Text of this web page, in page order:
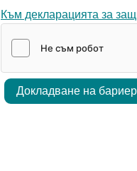
Към декларацията за
Докладване на